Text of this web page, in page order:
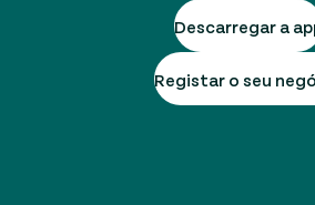
Descarregar a
Registar o seu